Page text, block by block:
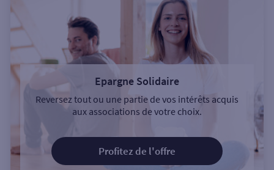
Epargne Solidaire
Reversez tout ou une partie de vos intérêts acquis
aux associations de votre choix.
Profitez de l'offre